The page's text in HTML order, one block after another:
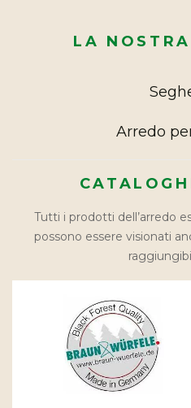
LA
Arredo
Tutti i prodotti dell’arredo
possono essere visionati